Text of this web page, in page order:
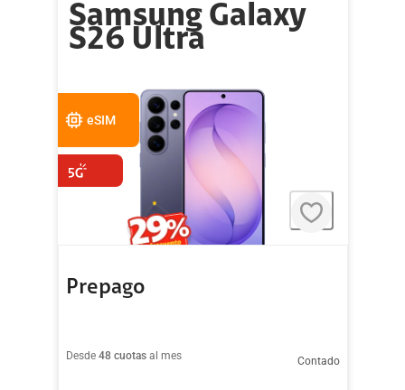
Samsung Galaxy
S26 Ultra
eSIM
Prepago
Desde 48 cuotas al mes Contado